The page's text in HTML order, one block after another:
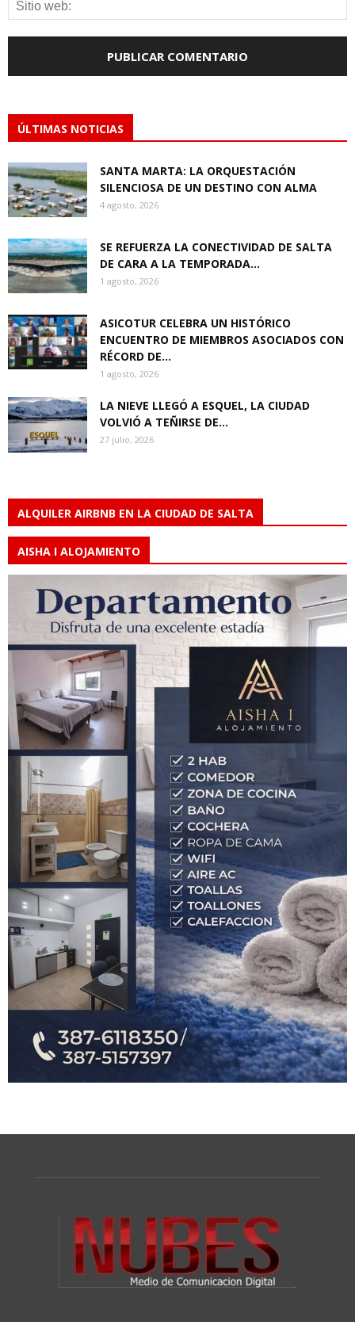
ÚLTIMAS NOTICIAS
SANTA MARTA: LA ORQUESTACIÓN
SILENCIOSA DE UN DESTINO CON ALMA
4 agosto, 2026
SE REFUERZA LA CONECTIVIDAD DE SALTA
DE CARA A LA TEMPORADA...
1 agosto, 2026
ASICOTUR CELEBRA UN HISTÓRICO
ENCUENTRO DE MIEMBROS ASOCIADOS CON
RÉCORD DE...
1 agosto, 2026
LA NIEVE LLEGÓ A ESQUEL, LA CIUDAD
VOLVIÓ A TEÑIRSE DE...
27 julio, 2026
ALQUILER AIRBNB EN LA CIUDAD DE SALTA
AISHA I ALOJAMIENTO